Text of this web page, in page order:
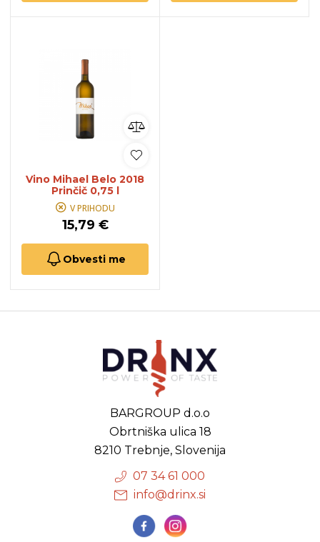
Vino Mihael Belo 2018
Prinčič 0,75 l
V PRIHODU
15,79 €
Obvesti me
BARGROUP d.o.o
Obrtniška ulica 18
8210 Trebnje, Slovenija
07 34 61 000
info@drinx.si